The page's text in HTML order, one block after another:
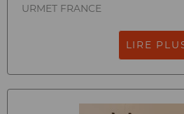
URMET FRANCE
LIRE